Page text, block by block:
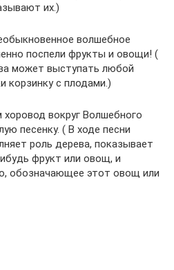
их.)
волшебное
поспели фрукты и овощи! (
может выступать любой
корзинку с плодами.)
вокруг Волшебного
песенку. ( В ходе песни
роль дерева, показывает
фрукт или овощ, и
обозначающее этот овощ или